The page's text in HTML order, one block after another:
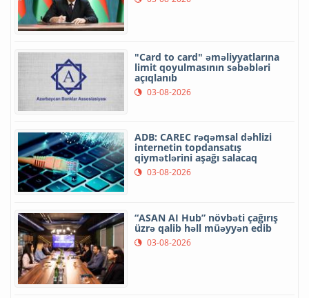
"Card to card" əməliyyatlarına
limit qoyulmasının səbəbləri
açıqlanıb
03-08-2026
ADB: CAREC rəqəmsal dəhlizi
internetin topdansatış
qiymətlərini aşağı salacaq
03-08-2026
“ASAN AI Hub” növbəti çağırış
üzrə qalib həll müəyyən edib
03-08-2026